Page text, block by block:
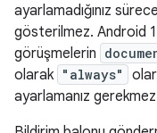
ayarlamadığınız
gösterilmez. Android
görüşmelerin
olarak "always"
ayarlamanız